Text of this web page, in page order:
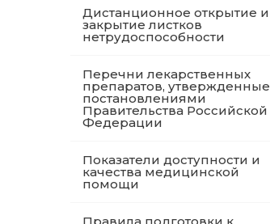
Дистанционное открытие и
закрытие листков
нетрудоспособности
Перечни лекарственных
препаратов, утвержденные
постановлениями
Правительства Российской
Федерации
Показатели доступности и
качества медицинской
помощи